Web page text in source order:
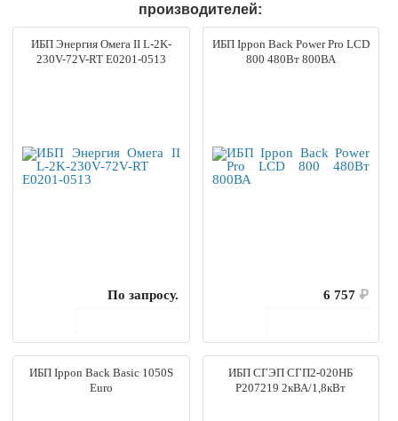
производителей:
ИБП Энергия Омега II L-2K-
230V-72V-RT Е0201-0513
По запросу.
ИБП Ippon Back Power Pro LCD
800 480Вт 800ВА
6 757 ₽
ИБП Ippon Back Basic 1050S
Euro
ИБП СГЭП СГП2-020НБ
Р207219 2кВА/1,8кВт